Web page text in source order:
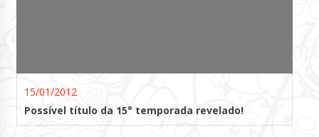
15/01/2012
Possível título da 15° temporada revelado!